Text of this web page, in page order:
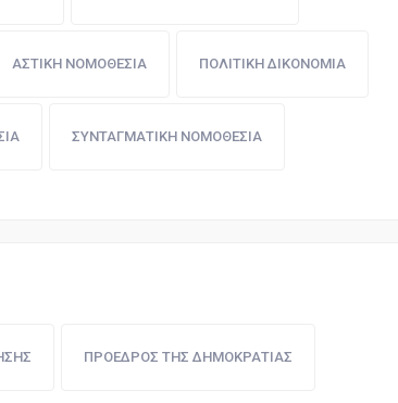
ΑΣΤΙΚΗ ΝΟΜΟΘΕΣΙΑ ΠΟΛΙΤΙΚΗ ΔΙΚΟΝΟΜΙΑ
ΣΥΝΤΑΓΜΑΤΙΚΗ ΝΟΜΟΘΕΣΙΑ
ΠΡΟΕΔΡΟΣ ΤΗΣ ΔΗΜΟΚΡΑΤΙΑΣ